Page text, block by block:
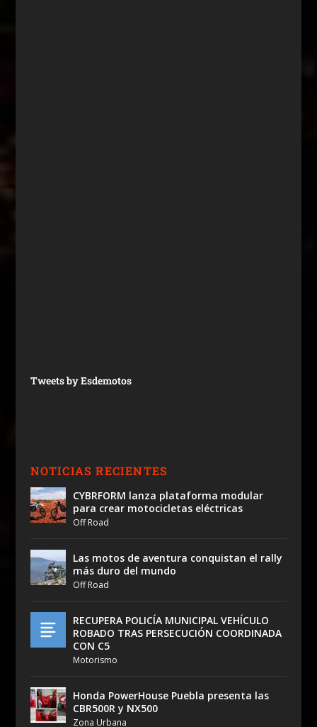
Tweets by Esdemotos
NOTICIAS RECIENTES
CYBRFORM lanza plataforma modular
para crear motocicletas eléctricas
Off Road
Las motos de aventura conquistan el rally
más duro del mundo
Off Road
RECUPERA POLICÍA MUNICIPAL VEHÍCULO
ROBADO TRAS PERSECUCIÓN COORDINADA
CON C5
Motorismo
Honda PowerHouse Puebla presenta las
CBR500R y NX500
Zona Urbana